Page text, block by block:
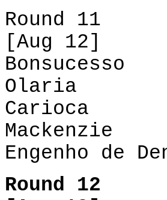
Round 11
[Aug 12]
Olaria
Carioca
Mackenzie
Engenho de
Round 12